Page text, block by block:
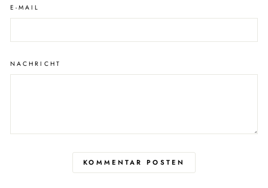
E-MAIL
NACHRICHT
KOMMENTAR POSTEN